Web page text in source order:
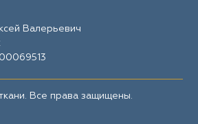
Валерьевич
Все права защищены.